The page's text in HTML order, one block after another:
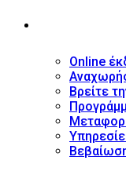
Online
Βρείτε